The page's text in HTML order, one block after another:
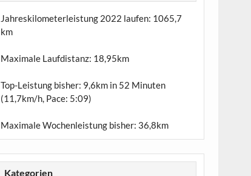
Jahreskilometerleistung 2022 laufen: 1065,7
km
Maximale Laufdistanz: 18,95km
Top-Leistung bisher: 9,6km in 52 Minuten
(11,7km/h, Pace: 5:09)
Maximale Wochenleistung bisher: 36,8km
Kategorien